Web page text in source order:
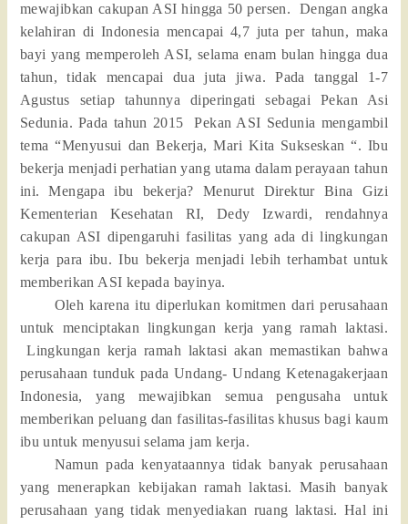
mewajibkan cakupan ASI hingga 50 persen.
Dengan angka
kelahiran di Indonesia mencapai 4,7 juta per tahun, maka
bayi yang memperoleh ASI, selama enam bulan hingga dua
tahun, tidak mencapai dua juta jiwa. Pada tanggal 1-7
Agustus setiap tahunnya diperingati sebagai Pekan Asi
Sedunia. Pada tahun 2015
Pekan ASI Sedunia mengambil
tema “Menyusui dan Bekerja, Mari Kita Sukseskan “. Ibu
bekerja menjadi perhatian yang utama dalam perayaan tahun
ini. Mengapa ibu bekerja? Menurut Direktur Bina Gizi
Kementerian Kesehatan RI, Dedy Izwardi, rendahnya
cakupan ASI dipengaruhi fasilitas yang ada di lingkungan
kerja para ibu. Ibu bekerja menjadi lebih terhambat untuk
memberikan ASI kepada bayinya.
Oleh karena itu diperlukan komitmen dari perusahaan
untuk menciptakan lingkungan kerja yang ramah laktasi.
Lingkungan kerja ramah laktasi akan memastikan bahwa
perusahaan tunduk pada Undang- Undang Ketenagakerjaan
Indonesia, yang mewajibkan semua pengusaha untuk
memberikan peluang dan fasilitas-fasilitas khusus bagi kaum
ibu untuk menyusui selama jam kerja.
Namun pada kenyataannya tidak banyak perusahaan
yang menerapkan kebijakan ramah laktasi. Masih banyak
perusahaan yang tidak menyediakan ruang laktasi. Hal ini